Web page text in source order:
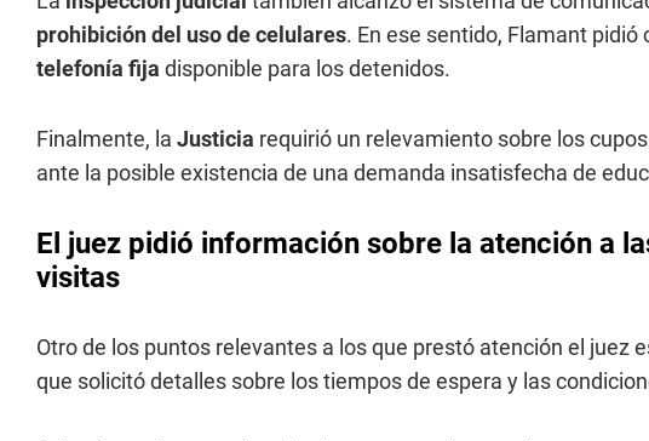
prohibición del uso de celulares. En ese sentido, Flamant
telefonía fija disponible para los detenidos.
Finalmente, la Justicia requirió un relevamiento sobre los
ante la posible existencia de una demanda insatisfecha de
El juez pidió información sobre la atención a
visitas
Otro de los puntos relevantes a los que prestó atención el juez
que solicitó detalles sobre los tiempos de espera y las